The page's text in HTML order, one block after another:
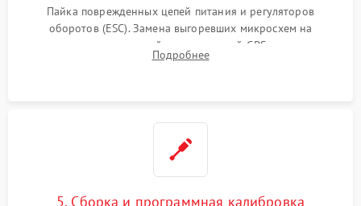
Пайка поврежденных цепей питания и регуляторов
оборотов (ESC). Замена выгоревших микросхем на
материнской плате, модулей GPS
Подробнее
5. Сборка и программная калибровка